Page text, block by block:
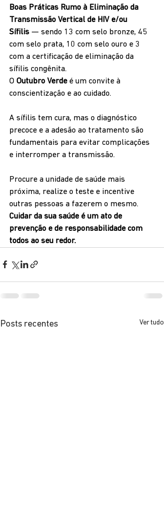
Boas Práticas Rumo à Eliminação da
Transmissão Vertical de HIV e/ou
Sífilis — sendo 13 com selo bronze, 45
com selo prata, 10 com selo ouro e 3
com a certificação de eliminação da
sífilis congênita.
O Outubro Verde é um convite à
conscientização e ao cuidado.
A sífilis tem cura, mas o diagnóstico
precoce e a adesão ao tratamento são
fundamentais para evitar complicações
e interromper a transmissão.
Procure a unidade de saúde mais
próxima, realize o teste e incentive
outras pessoas a fazerem o mesmo.
Cuidar da sua saúde é um ato de
prevenção e de responsabilidade com
todos ao seu redor.
Posts recentes Ver tudo